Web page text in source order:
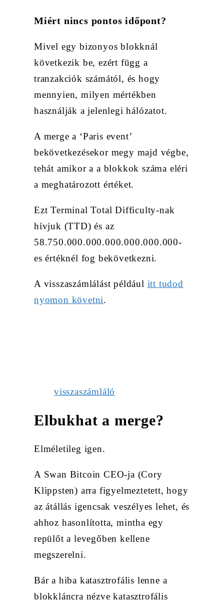
Miért nincs pontos időpont?
Mivel egy bizonyos blokknál
következik be, ezért függ a
tranzakciók számától, és hogy
mennyien, milyen mértékben
használják a jelenlegi hálózatot.
A merge a ‘Paris event’
bekövetkezésekor megy majd végbe,
tehát amikor a a blokkok száma eléri
a meghatározott értéket.
Ezt Terminal Total Difficulty-nak
hívjuk (TTD) és az
58.750.000.000.000.000.000.000-
es értéknél fog bekövetkezni.
A visszaszámlálást például itt tudod
nyomon követni.
visszaszámláló
Elbukhat a merge?
Elméletileg igen.
A Swan Bitcoin CEO-ja (Cory
Klippsten) arra figyelmeztetett, hogy
az átállás igencsak veszélyes lehet, és
ahhoz hasonlította, mintha egy
repülőt a levegőben kellene
megszerelni.
Bár a hiba katasztrofális lenne a
blokkláncra nézve katasztrofális